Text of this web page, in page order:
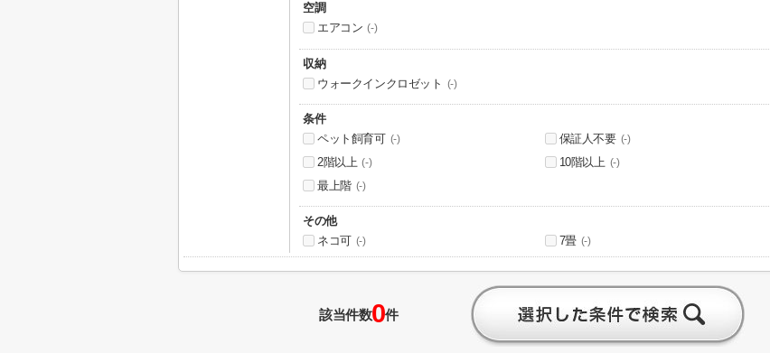
空調
エアコン (-)
収納
ウォークインクロゼット
(-)
条件
ペット飼育可 (-) 保証人不要 (-)
2階以上 (-) 10階以上 (-)
最上階 (-)
その他
ネコ可 (-) 7畳 (-)
該当件数0件